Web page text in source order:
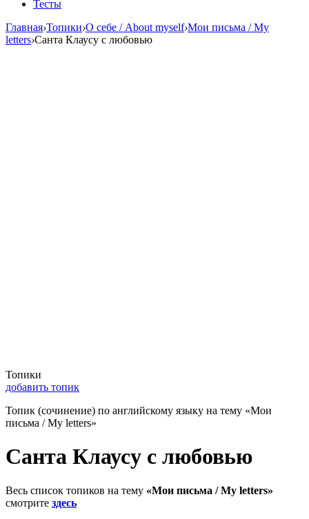
Тесты
Главная›Топики›О себе / About myself›Мои письма / My
letters›Cанта Клаусу с любовью
Топики
добавить топик
Топик (сочинение) по английскому языку на тему «Мои
письма / My letters»
Cанта Клаусу с любовью
Весь список топиков на тему «Мои письма / My letters»
смотрите здесь